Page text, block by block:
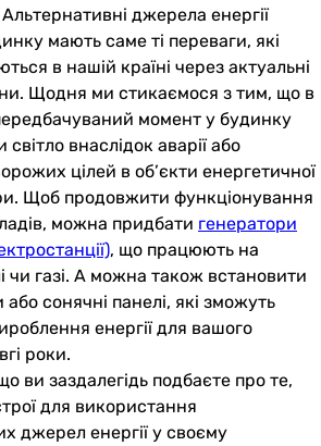
джерела енергії
мають саме ті переваги, які
в нашій країні через актуальні
Щодня ми стикаємося з тим, що в
момент у будинку
внаслідок аварії або
цілей в об’єкти енергетичної
Щоб продовжити функціонування
можна придбати генератори
, що працюють на
чи газі. А можна також встановити
або сонячні панелі, які зможуть
енергії для вашого
роки.
ви заздалегідь подбаєте про те,
для використання
джерел енергії у своєму